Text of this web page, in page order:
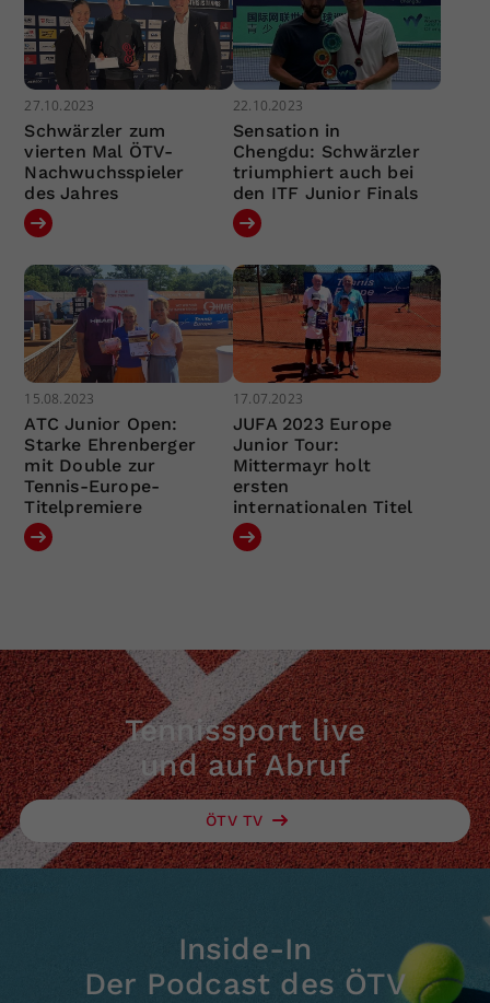
27.10.2023
Schwärzler zum
vierten Mal ÖTV-
Nachwuchsspieler
des Jahres
22.10.2023
Sensation in
Chengdu: Schwärzler
triumphiert auch bei
den ITF Junior Finals
15.08.2023
ATC Junior Open:
Starke Ehrenberger
mit Double zur
Tennis-Europe-
Titelpremiere
17.07.2023
JUFA 2023 Europe
Junior Tour:
Mittermayr holt
ersten
internationalen Titel
Tennissport live
und auf Abruf
ÖTV TV
Inside-In
Der Podcast des ÖTV